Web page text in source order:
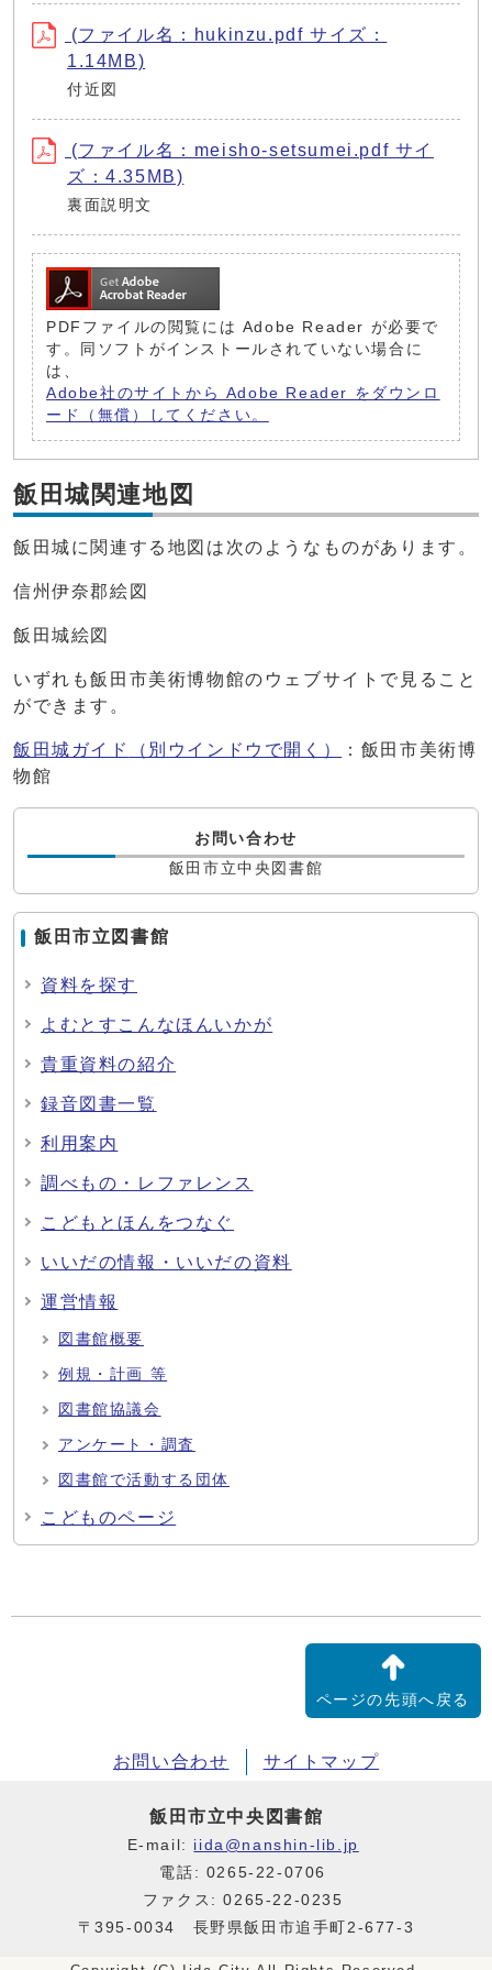
(ファイル名：hukinzu.pdf サイズ：
1.14MB)
付近図
(ファイル名：meisho-setsumei.pdf サイ
ズ：4.35MB)
裏面説明文
PDFファイルの閲覧には Adobe Reader が必要で
す。同ソフトがインストールされていない場合に
は、
Adobe社のサイトから Adobe Reader をダウンロ
ード（無償）してください。
飯田城関連地図
飯田城に関連する地図は次のようなものがあります。
信州伊奈郡絵図
飯田城絵図
いずれも飯田市美術博物館のウェブサイトで見ること
ができます。
飯田城ガイド （別ウインドウで開く）
：飯田市美術博
物館
お問い合わせ
飯田市立中央図書館
飯田市立図書館
資料を探す
よむとすこんなほんいかが
貴重資料の紹介
録音図書一覧
利用案内
調べもの・レファレンス
こどもとほんをつなぐ
いいだの情報・いいだの資料
運営情報
図書館概要
例規・計画 等
図書館協議会
アンケート・調査
図書館で活動する団体
こどものページ
ページの先頭へ戻る
お問い合わせ サイトマップ
飯田市立中央図書館
E-mail: iida@nanshin-lib.jp
電話: 0265-22-0706
ファクス: 0265-22-0235
〒395-0034 長野県飯田市追手町2-677-3